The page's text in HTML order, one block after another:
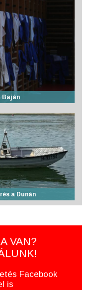
Baján
a Dunán
VAN?
Facebook
is